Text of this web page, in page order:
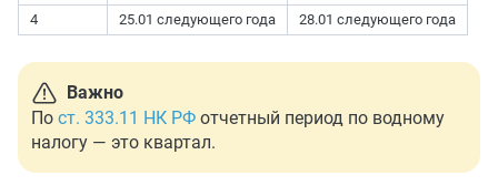
4
25.01 следующего года 28.01 следующего года
Важно
По ст. 333.11 НК РФ отчетный период по водному
налогу — это квартал.